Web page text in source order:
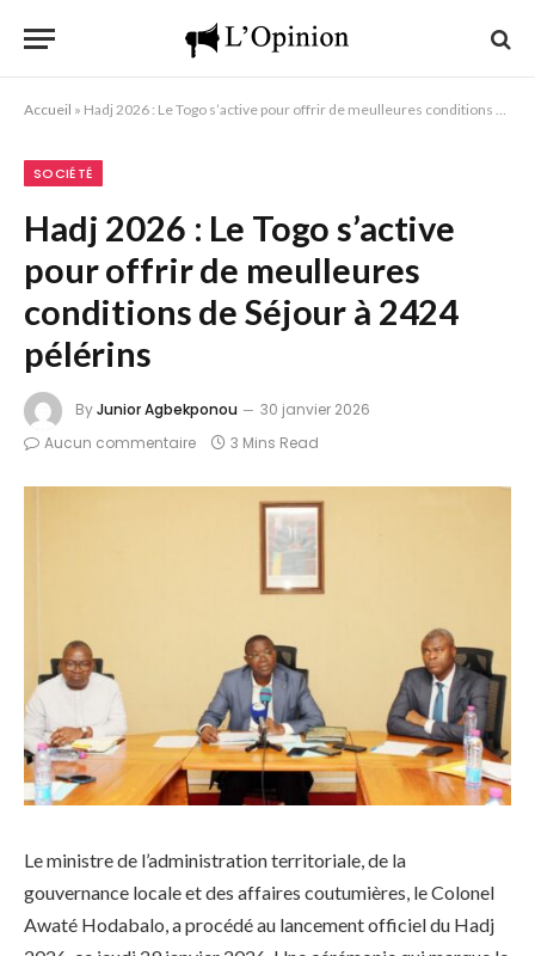
Accueil » Hadj 2026 : Le Togo s’active pour offrir de meulleures conditions de Séjour à 2424 pélérins
SOCIÉTÉ
Hadj 2026 : Le Togo s’active
pour offrir de meulleures
conditions de Séjour à 2424
pélérins
ByJunior Agbekponou
30 janvier 2026
Aucun commentaire
3 Mins Read
Le ministre de l’administration territoriale, de la
gouvernance locale et des affaires coutumières, le Colonel
Awaté Hodabalo, a procédé au lancement officiel du Hadj